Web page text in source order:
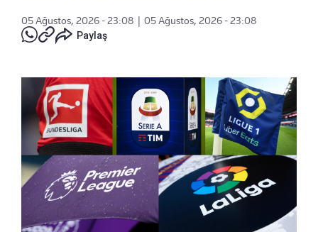
05 Ağustos, 2026 - 23:08
05 Ağustos, 2026 - 23:08
Paylaş